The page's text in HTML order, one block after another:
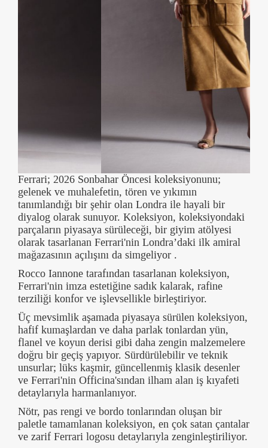
Ferrari; 2026 Sonbahar Öncesi koleksiyonunu;
gelenek ve muhalefetin, tören ve yıkımın
tanımlandığı bir şehir olan Londra ile hayali bir
diyalog olarak sunuyor. Koleksiyon, koleksiyondaki
parçaların piyasaya sürüleceği, bir giyim atölyesi
olarak tasarlanan Ferrari'nin Londra’daki ilk amiral
mağazasının açılışını da simgeliyor .
Rocco Iannone tarafından tasarlanan koleksiyon,
Ferrari'nin imza estetiğine sadık kalarak, rafine
terziliği konfor ve işlevsellikle birleştiriyor.
Üç mevsimlik aşamada piyasaya sürülen koleksiyon,
hafif kumaşlardan ve daha parlak tonlardan yün,
flanel ve koyun derisi gibi daha zengin malzemelere
doğru bir geçiş yapıyor. Sürdürülebilir ve teknik
unsurlar; lüks kaşmir, güncellenmiş klasik desenler
ve Ferrari'nin Officina'sından ilham alan iş kıyafeti
detaylarıyla harmanlanıyor.
Nötr, pas rengi ve bordo tonlarından oluşan bir
paletle tamamlanan koleksiyon, en çok satan çantalar
ve zarif Ferrari logosu detaylarıyla zenginleştiriliyor.